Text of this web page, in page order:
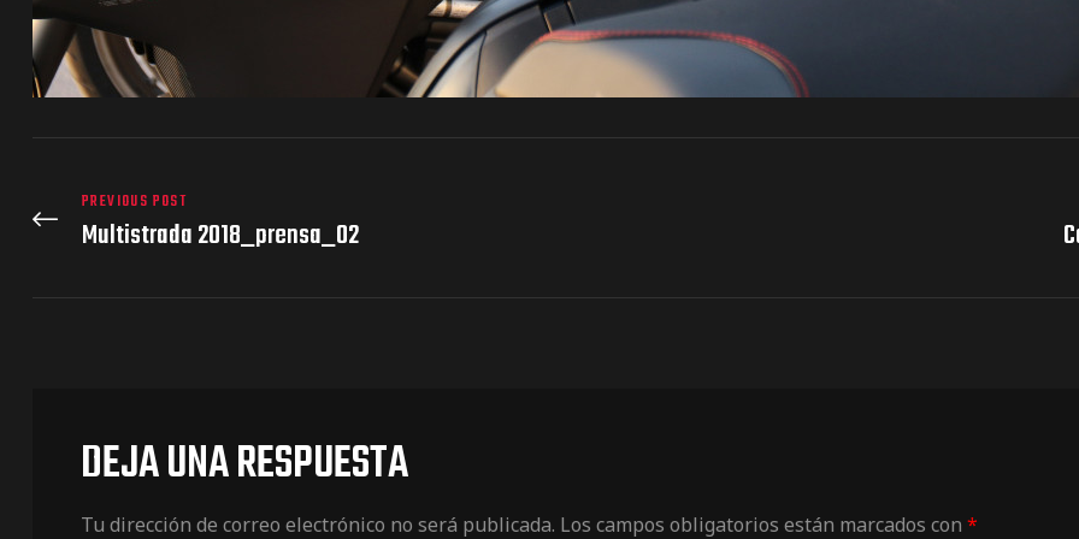
PREVIOUS POST
Multistrada 2018_prensa_02
DEJA UNA RESPUESTA
Tu dirección de correo electrónico no será publicada. Los campos obligatorios están marcados con *